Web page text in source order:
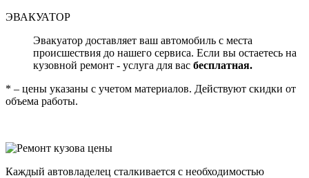
ЭВАКУАТОР
Эвакуатор доставляет ваш автомобиль с места
происшествия до нашего сервиса. Если вы остаетесь на
кузовной ремонт - услуга для вас бесплатная.
* – цены указаны с учетом материалов. Действуют скидки от
объема работы.
Каждый автовладелец сталкивается с необходимостью